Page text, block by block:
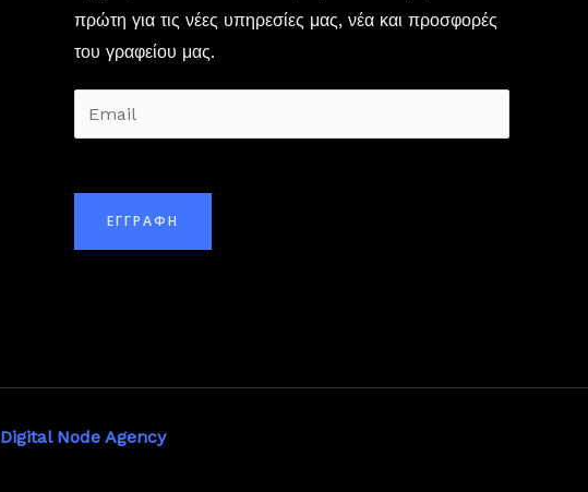
πρώτη για τις νέες υπηρεσίες μας, νέα και προσφορές
του γραφείου μας.
m
i
ΕΓΓΡΑΦΗ
Digital Node Agency